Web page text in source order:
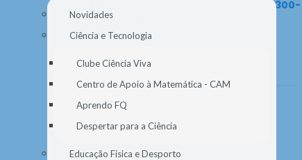
Novidades
Ciência e Tecnologia
Clube Ciência Viva
Centro de Apoio à Matemática - CAM
Aprendo FQ
Despertar para a Ciência
Educação Física e Desporto
Informacao-para-CE-GR-300-
.pdf, 165 KB